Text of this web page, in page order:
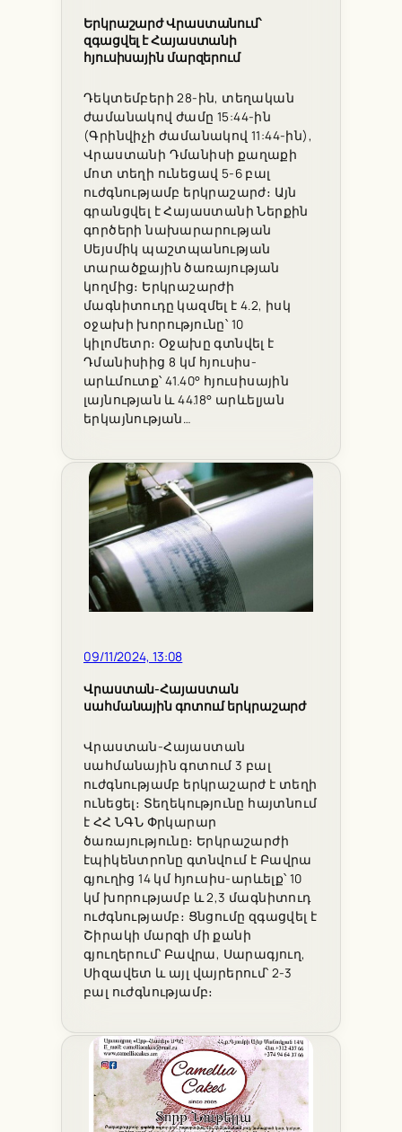
Երկրաշարժ Վրաստանում՝
զգացվել է Հայաստանի
հյուսիսային մարզերում
Դեկտեմբերի 28-ին, տեղական
ժամանակով ժամը 15:44-ին
(Գրինվիչի ժամանակով 11:44-ին),
Վրաստանի Դմանիսի քաղաքի
մոտ տեղի ունեցավ 5-6 բալ
ուժգնությամբ երկրաշարժ։ Այն
գրանցվել է Հայաստանի Ներքին
գործերի նախարարության
Սեյսմիկ պաշտպանության
տարածքային ծառայության
կողմից։ Երկրաշարժի
մագնիտուդը կազմել է 4.2, իսկ
օջախի խորությունը՝ 10
կիլոմետր։ Օջախը գտնվել է
Դմանիսիից 8 կմ հյուսիս-
արևմուտք՝ 41.40° հյուսիսային
լայնության և 44.18° արևելյան
երկայնության…
09/11/2024, 13:08
Վրաստան-Հայաստան
սահմանային գոտում երկրաշարժ
Վրաստան-Հայաստան
սահմանային գոտում 3 բալ
ուժգնությամբ երկրաշարժ է տեղի
ունեցել։ Տեղեկությունը հայտնում
է ՀՀ ՆԳՆ Փրկարար
ծառայությունը։ Երկրաշարժի
էպիկենտրոնը գտնվում է Բավրա
գյուղից 14 կմ հյուսիս-արևելք՝ 10
կմ խորությամբ և 2,3 մագնիտուդ
ուժգնությամբ։ Ցնցումը զգացվել է
Շիրակի մարզի մի քանի
գյուղերում՝ Բավրա, Սարագյուղ,
Սիզավետ և այլ վայրերում՝ 2-3
բալ ուժգնությամբ։